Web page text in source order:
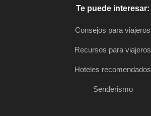
Te puede interesar:
Consejos para viajeros
Recursos para viajeros
Hoteles recomendados
Senderismo